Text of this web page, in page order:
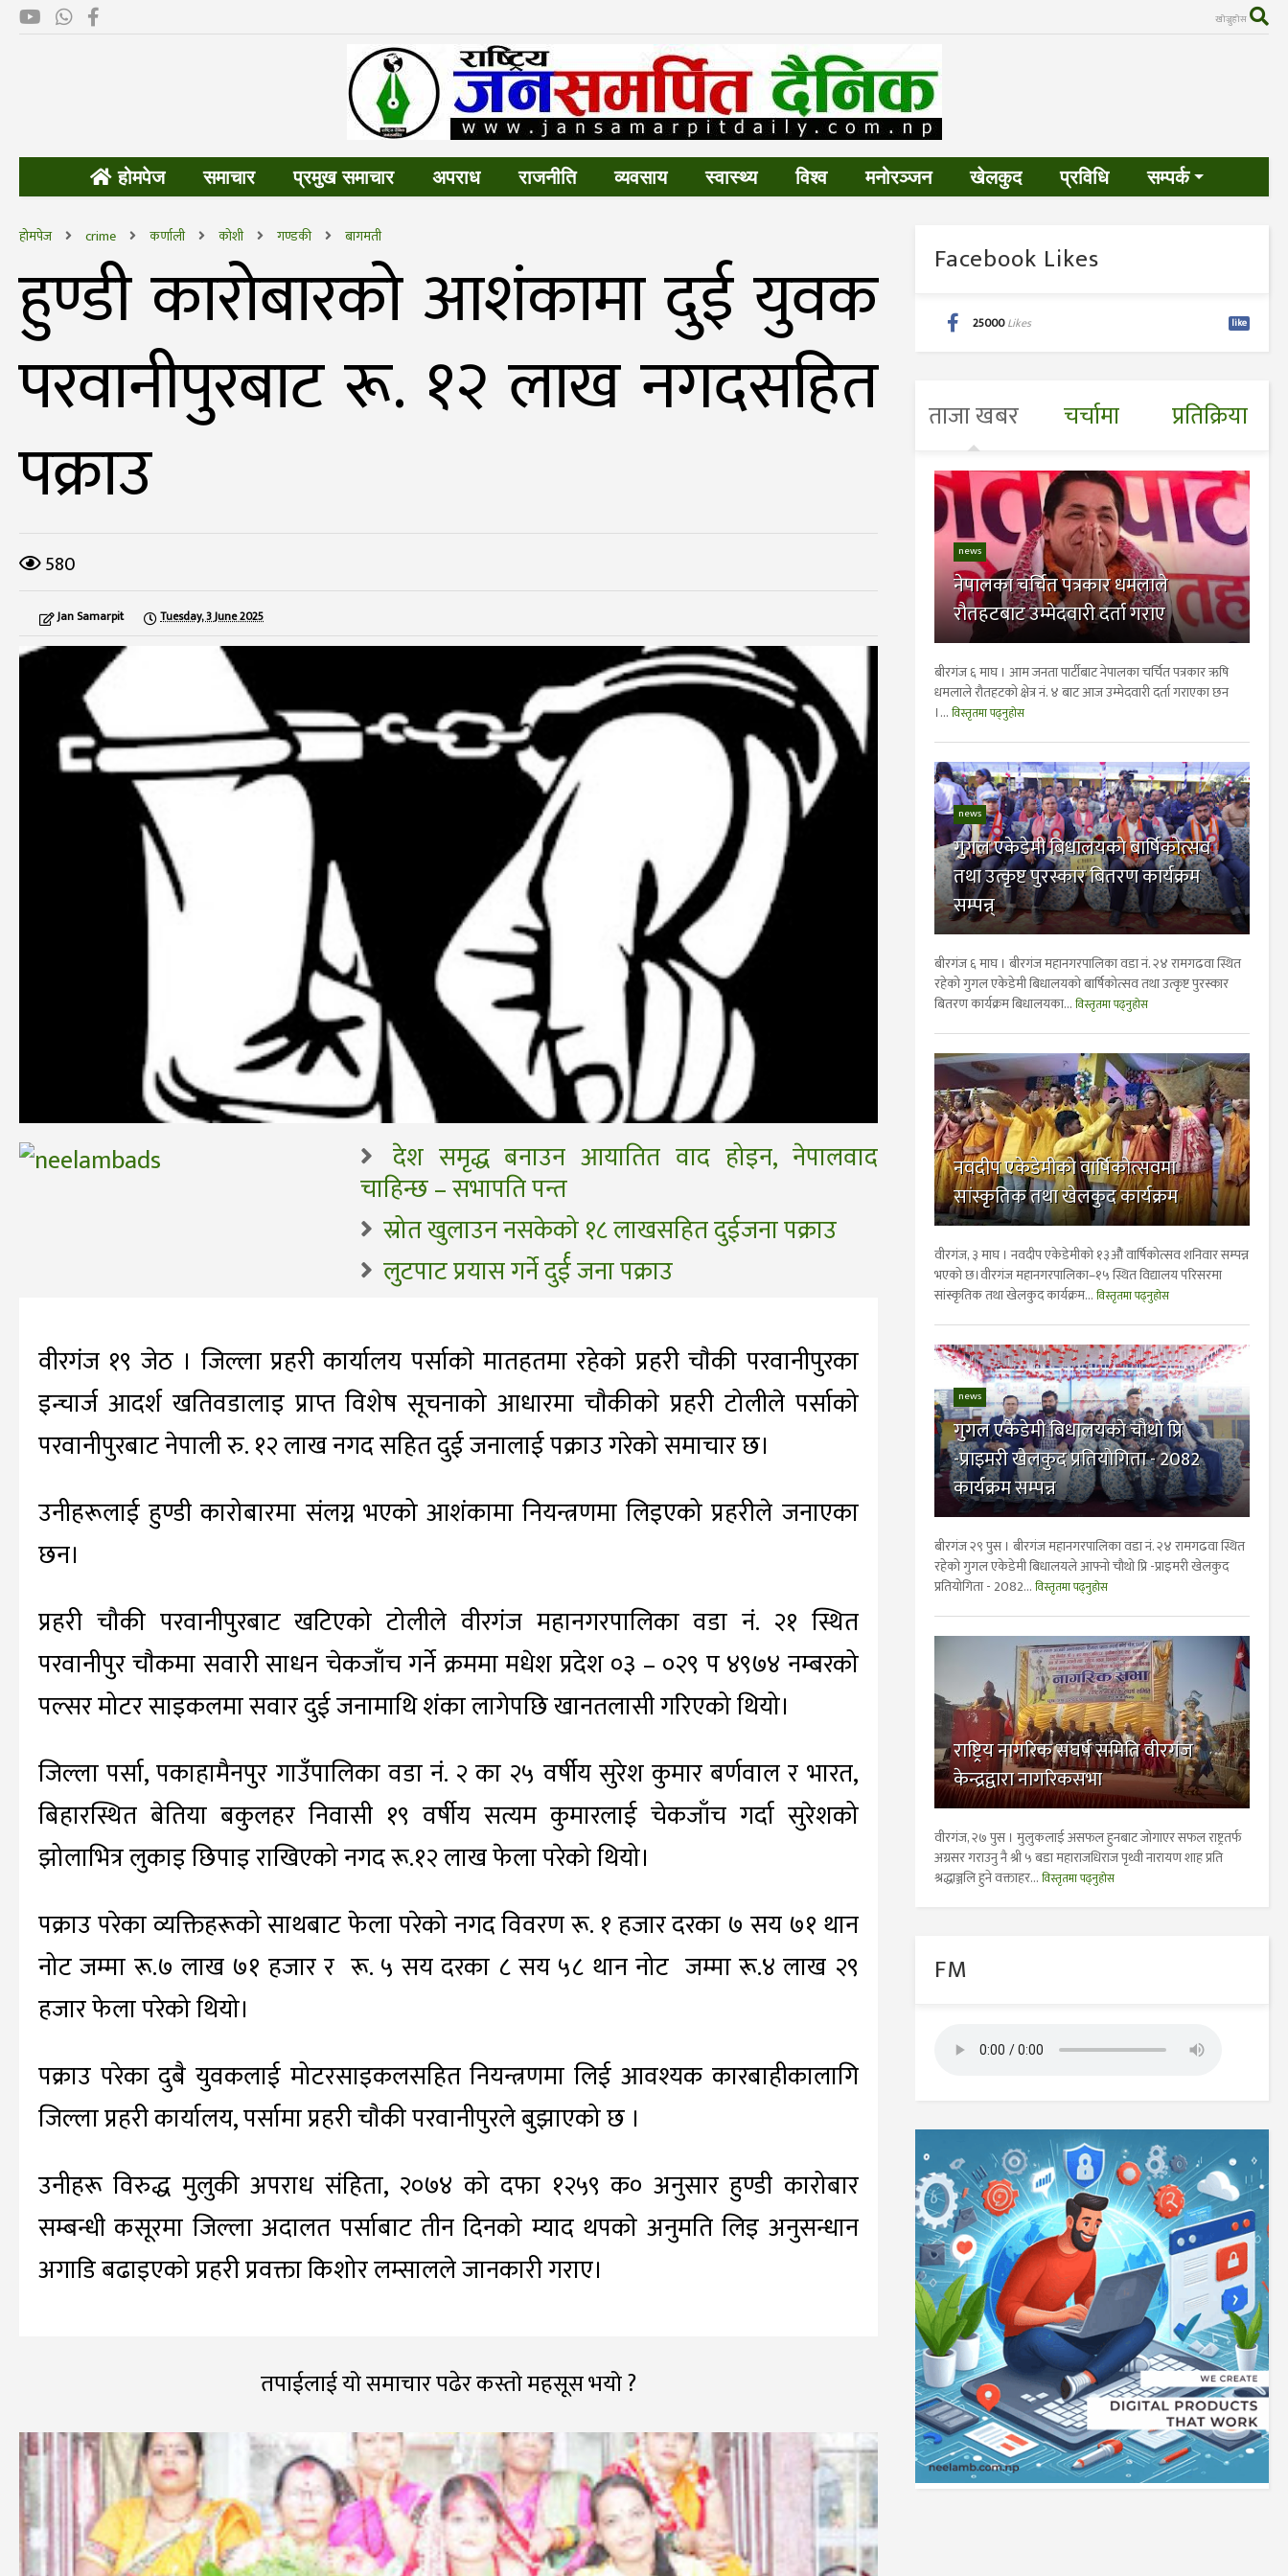
खोज्नुहोस
होमपेज समाचार प्रमुख समाचार अपराध राजनीति व्यवसाय स्वास्थ्य विश्व मनोरञ्जन खेलकुद प्रविधि सम्पर्क
होमपेज crime कर्णाली कोशी गण्डकी बागमती
हुण्डी कारोबारको आशंकामा दुई युवक
परवानीपुरबाट रू. १२ लाख नगदसहित
पक्राउ
580
Jan Samarpit Tuesday, 3 June 2025
देश समृद्ध बनाउन आयातित वाद होइन, नेपालवाद
चाहिन्छ – सभापति पन्त
स्रोत खुलाउन नसकेको १८ लाखसहित दुईजना पक्राउ
लुटपाट प्रयास गर्ने दुर्ई जना पक्राउ
वीरगंज १९ जेठ । जिल्ला प्रहरी कार्यालय पर्साकाे मातहतमा रहेकाे प्रहरी चाैकी परवानीपुरका
इन्चार्ज आदर्श खतिवडालाइ प्राप्त विशेष सूचनाको आधारमा चाैकीकाे प्रहरी टोलीले पर्साको
परवानीपुरबाट नेपाली रु. १२ लाख नगद सहित दुई जनालाई पक्राउ गरेको समाचार छ।
उनीहरूलाई हुण्डी कारोबारमा संलग्न भएको आशंकामा नियन्त्रणमा लिइएको प्रहरीले जनाएका
छन।
प्रहरी चौकी परवानीपुरबाट खटिएको टोलीले वीरगंज महानगरपालिका वडा नं. २१ स्थित
परवानीपुर चाैकमा सवारी साधन चेकजाँच गर्ने क्रममा मधेश प्रदेश ०३ – ०२९ प ४९७४ नम्बरको
पल्सर मोटर साइकलमा सवार दुई जनामाथि शंका लागेपछि खानतलासी गरिएको थियो।
जिल्ला पर्सा, पकाहामैनपुर गाउँपालिका वडा नं. २ का २५ वर्षीय सुरेश कुमार बर्णवाल र भारत,
बिहारस्थित बेतिया बकुलहर निवासी १९ वर्षीय सत्यम कुमारलाई चेकजाँच गर्दा सुरेशको
झोलाभित्र लुकाइ छिपाइ राखिएको नगद रू.१२ लाख फेला परेको थियो।
पक्राउ परेका व्यक्तिहरूको साथबाट फेला परेको नगद विवरण रू. १ हजार दरका ७ सय ७१ थान
नोट जम्मा रू.७ लाख ७१ हजार र रू. ५ सय दरका ८ सय ५८ थान नोट जम्मा रू.४ लाख २९
हजार फेला परेको थियो।
पक्राउ परेका दुबै युवकलाई मोटरसाइकलसहित नियन्त्रणमा लिई आवश्यक कारबाहीकालागि
जिल्ला प्रहरी कार्यालय, पर्सामा प्रहरी चाैकी परवानीपुरले बुझाएको छ ।
उनीहरू विरुद्ध मुलुकी अपराध संहिता, २०७४ को दफा १२५९ क० अनुसार हुण्डी कारोबार
सम्बन्धी कसूरमा जिल्ला अदालत पर्साबाट तीन दिनको म्याद थपकाे अनुमति लिइ अनुसन्धान
अगाडि बढाइएको प्रहरी प्रवक्ता किशोर लम्सालले जानकारी गराए।
तपाईलाई यो समाचार पढेर कस्तो महसूस भयो ?
Facebook Likes
25000 Likes like
ताजा खबर चर्चामा प्रतिक्रिया
news
नेपालका चर्चित पत्रकार धमलाले
रौतहटबाट उम्मेदवारी दर्ता गराए
बीरगंज ६ माघ । आम जनता पार्टीबाट नेपालका चर्चित पत्रकार ऋषि
धमलाले रौतहटकाे क्षेत्र नं. ४ बाट आज उम्मेदवारी दर्ता गराएका छन
।... विस्तृतमा पढ्नुहोस
news
गुगल एकेडेमी बिधालयकाे बार्षिकाेत्सव
तथा उत्कृष्ट पुरस्कार बितरण कार्यक्रम
सम्पन्न्
बीरगंज ६ माघ । बीरगंज महानगरपालिका वडा नं. २४ रामगढवा स्थित
रहेकाे गुगल एकेडेमी बिधालयकाे बार्षिकाेत्सव तथा उत्कृष्ट पुरस्कार
बितरण कार्यक्रम बिधालयका... विस्तृतमा पढ्नुहोस
नवदीप एकेडेमीको वार्षिकोत्सवमा
सांस्कृतिक तथा खेलकुद कार्यक्रम
वीरगंज, ३ माघ । नवदीप एकेडेमीको १३औैं वार्षिकोत्सव शनिवार सम्पन्न
भएको छ।वीरगंज महानगरपालिका–१५ स्थित विद्यालय परिसरमा
सांस्कृतिक तथा खेलकुद कार्यक्रम... विस्तृतमा पढ्नुहोस
news
गुगल एकेडेमी बिधालयकाे चाैथाे प्रि
-प्राइमरी खेलकुद प्रतियाेगिता - 2082
कार्यक्रम सम्पन्न
बीरगंज २९ पुस । बीरगंज महानगरपालिका वडा नं. २४ रामगढवा स्थित
रहेकाे गुगल एकेडेमी बिधालयले आफ्नाे चाैथाे प्रि -प्राइमरी खेलकुद
प्रतियाेगिता - 2082... विस्तृतमा पढ्नुहोस
राष्ट्रिय नागरिक संघर्ष समिति वीरगंज
केन्द्रद्वारा नागरिकसभा
वीरगंज, २७ पुस । मुलुकलाई असफल हुनबाट जोगाएर सफल राष्ट्रतर्फ
अग्रसर गराउनु नै श्री ५ बडा महाराजधिराज पृथ्वी नारायण शाह प्रति
श्रद्धाञ्जलि हुने वक्ताहर... विस्तृतमा पढ्नुहोस
FM